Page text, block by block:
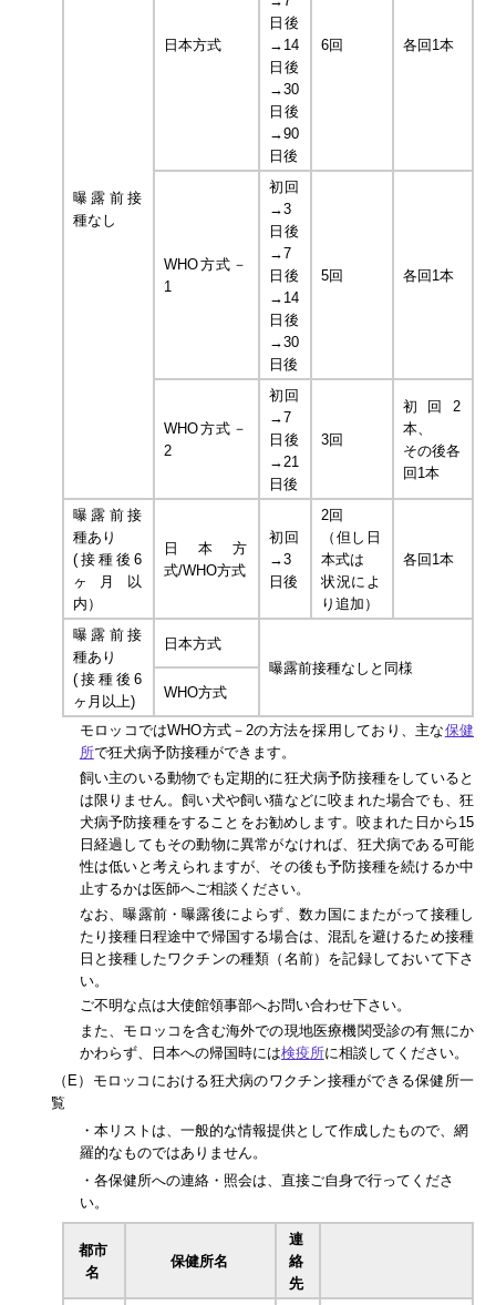
曝露前接
種なし
日本方式
日後
→14
日後
→30
日後
→90
日後
6回 各回1本
WHO方式－
1
初回
→3
日後
→7
日後
→14
日後
→30
日後
5回 各回1本
WHO方式－
2
初回
→7
日後
→21
日後
3回
初回2
本、
その後各
回1本
曝露前接
種あり
(接種後6
ヶ月以
内）
日本方
式/WHO方式
初回
→3
日後
2回
（但し日
本式は
状況によ
り追加）
各回1本
曝露前接
種あり
(接種後6
ヶ月以上)
日本方式
曝露前接種なしと同様
WHO方式
モロッコではWHO方式－2の方法を採用しており、主な保健
所で狂犬病予防接種ができます。
飼い主のいる動物でも定期的に狂犬病予防接種をしていると
は限りません。飼い犬や飼い猫などに咬まれた場合でも、狂
犬病予防接種をすることをお勧めします。咬まれた日から15
日経過してもその動物に異常がなければ、狂犬病である可能
性は低いと考えられますが、その後も予防接種を続けるか中
止するかは医師へご相談ください。
なお、曝露前・曝露後によらず、数カ国にまたがって接種し
たり接種日程途中で帰国する場合は、混乱を避けるため接種
日と接種したワクチンの種類（名前）を記録しておいて下さ
い。
ご不明な点は大使館領事部へお問い合わせ下さい。
また、モロッコを含む海外での現地医療機関受診の有無にか
かわらず、日本への帰国時には検疫所に相談してください。
（E）モロッコにおける狂犬病のワクチン接種ができる保健所一
覧
・本リストは、一般的な情報提供として作成したもので、網
羅的なものではありません。
・各保健所への連絡・照会は、直接ご自身で行ってくださ
い。
都市
名
保健所名
連
絡
先